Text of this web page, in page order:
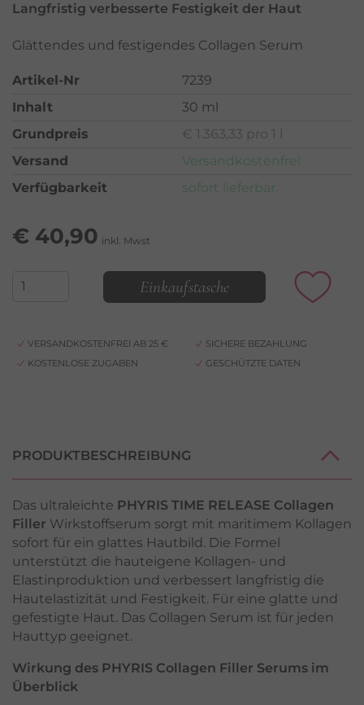
Langfristig verbesserte Festigkeit der Haut
Glättendes und festigendes Collagen Serum
Artikel-Nr
7239
Inhalt
30 ml
Grundpreis
€ 1.363,33 pro 1 l
Versand
Versandkostenfrei
Verfügbarkeit
sofort lieferbar
€ 40,90 inkl. Mwst
Einkaufstasche
VERSANDKOSTENFREI AB 25 €
SICHERE BEZAHLUNG
KOSTENLOSE ZUGABEN
GESCHÜTZTE DATEN
PRODUKTBESCHREIBUNG
Das ultraleichte PHYRIS TIME RELEASE Collagen
Filler Wirkstoffserum sorgt mit maritimem Kollagen
sofort für ein glattes Hautbild. Die Formel
unterstützt die hauteigene Kollagen- und
Elastinproduktion und verbessert langfristig die
Hautelastizität und Festigkeit. Für eine glatte und
gefestigte Haut. Das Collagen Serum ist für jeden
Hauttyp geeignet.
Wirkung des PHYRIS Collagen Filler Serums im
Überblick